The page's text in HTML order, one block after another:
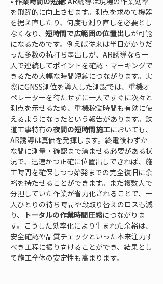
を飛躍的に向上させます。測点を求めて機器
を据え直したり、何度も測り直しを必要とし
なくなり、 短時間で広範囲の位置出しが可能
になるためです。例えば従来は半日がかりだ
った多数の杭打ち墨出しが、AR誘導なら一
人で連続してポイントを確認・マーキングで
きるため大幅な時間短縮につながります。実
際にGNSS測位を導入した測設では、重機オ
ペレーターを待たせずに一人ですぐに次々と
測点を示せるため、重機稼働時間も有効に使
えるようになったという報告があります。鉄
道工事特有の夜間の短時間施工においても、
AR誘導は真価を発揮します。終電後わずか
な間に測量・確認まで済ませる必要がある状
況で、迅速かつ正確に位置出しできれば、施
工時間を確保しつつ始発までの完全復旧に余
裕を持たせることができます。また複数人で
分担していた作業が省力化されることで、一
人ひとりの待ち時間や段取り替えのロスも減
り、
トータルの作業時間圧縮につながりま
す。こうした効率化により生まれた余裕は、
安全確認や品質チェックといった本来注力す
べき工程に振り向けることができ、結果とし
て施工全体の安定性も高まります。